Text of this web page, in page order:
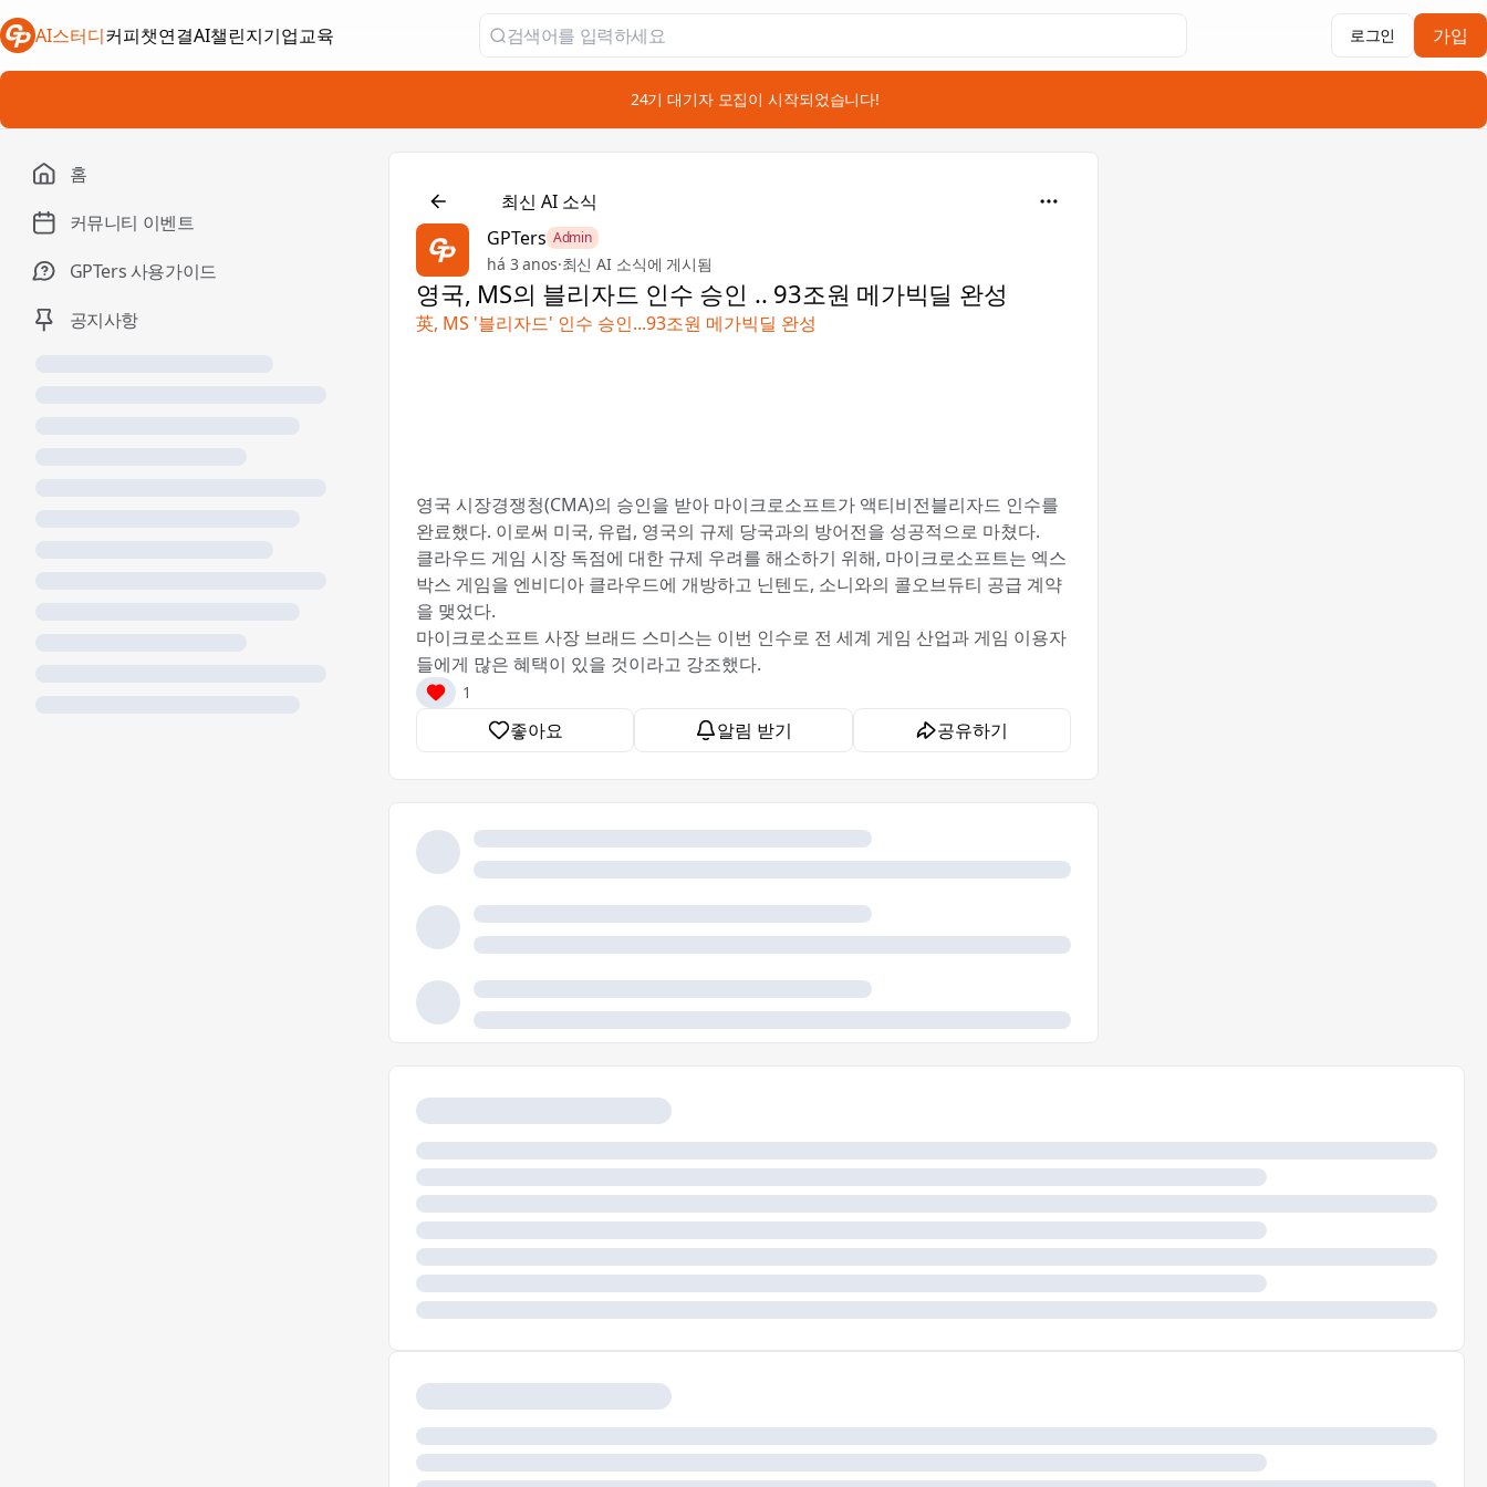
AI스터디커피챗연결
새 탭에서 열림AI챌린지
새 탭에서 열림
기업교육
새 탭에서 열림 가입
로그인
📣 24기 대기자 모집이 시작되었습니다!
홈
커뮤니티 이벤트
GPTers 사용가이드
공지사항
📰최신 AI 소식
GPTers Admin
há 3 anos·최신 AI 소식에 게시됨
영국, MS의 블리자드 인수 승인 .. 93조원 메가빅딜 완성
英, MS '블리자드' 인수 승인...93조원 메가빅딜 완성
영국 시장경쟁청(CMA)의 승인을 받아 마이크로소프트가 액티비전블리자드 인수를
완료했다. 이로써 미국, 유럽, 영국의 규제 당국과의 방어전을 성공적으로 마쳤다.
클라우드 게임 시장 독점에 대한 규제 우려를 해소하기 위해, 마이크로소프트는 엑스
박스 게임을 엔비디아 클라우드에 개방하고 닌텐도, 소니와의 콜오브듀티 공급 계약
을 맺었다.
마이크로소프트 사장 브래드 스미스는 이번 인수로 전 세계 게임 산업과 게임 이용자
들에게 많은 혜택이 있을 것이라고 강조했다.
1
좋아요 알림 받기 공유하기